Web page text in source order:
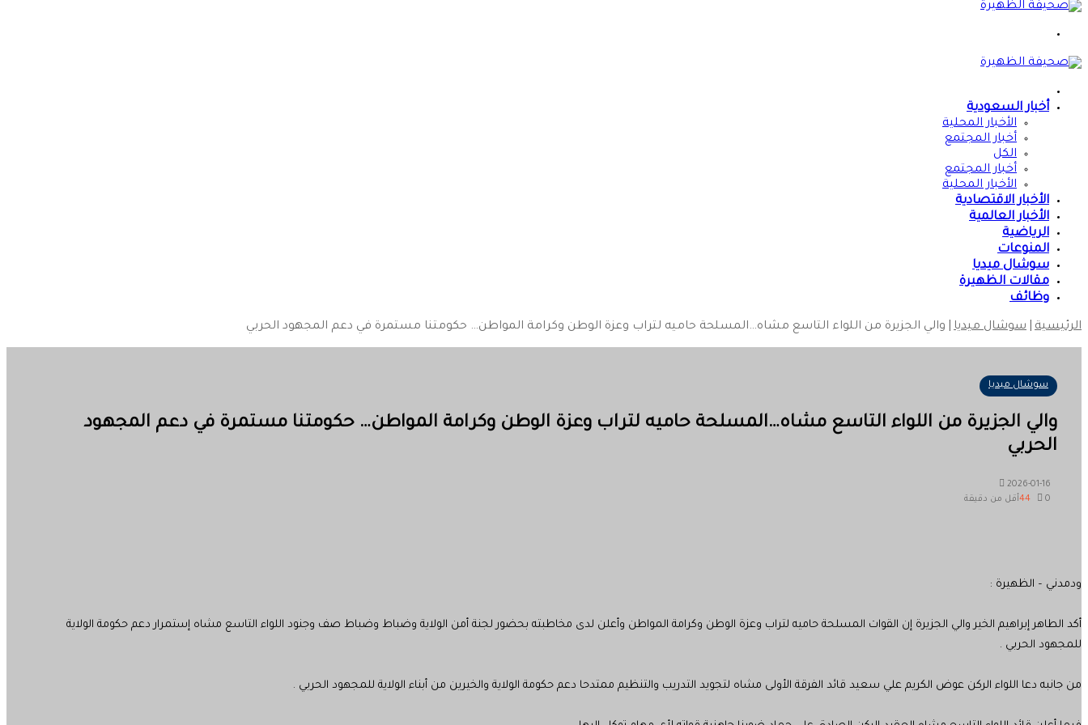
أخبار السعودية
الأخبار المحلية
أخبار المجتمع
الكل
أخبار المجتمع
الأخبار المحلية
الأخبار الاقتصادية
الأخبار العالمية
الرياضية
المنوعات
سوشال ميديا
مقالات الظهيرة
وظائف
الرئيسية سوشال ميديا والي الجزيرة من اللواء التاسع مشاه…المسلحة حاميه لتراب وعزة الوطن وكرامة المواطن… حكومتنا مستمرة في دعم المجهود الحربي
سوشال ميديا
والي الجزيرة من اللواء التاسع مشاه…المسلحة حاميه لتراب وعزة الوطن وكرامة المواطن… حكومتنا مستمرة في دعم المجهود
الحربي
2026-01-16
0
44أقل من دقيقة
ودمدني – الظهيرة :
أكد الطاهر إبراهيم الخير والي الجزيرة إن القوات المسلحة حاميه لتراب وعزة الوطن وكرامة المواطن وأعلن لدى مخاطبته بحضور لجنة أمن الولاية وضباط وضباط صف وجنود اللواء التاسع مشاه إستمرار دعم حكومة الولاية
للمجهود الحربي .
من جانبه دعا اللواء الركن عوض الكريم علي سعيد قائد الفرقة الأولى مشاه لتجويد التدريب والتنظيم ممتدحا دعم حكومة الولاية والخيرين من أبناء الولاية للمجهود الحربي .